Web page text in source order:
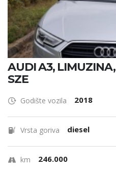
AUDI A3,
SZE
Godište vozila 2018
Vrsta goriva diesel
km 246.000